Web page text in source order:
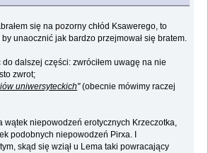
się na pozorny chłód Ksawerego, to
unaocznić jak bardzo przejmował się bratem.
dalszej części: zwróciłem uwagę na nie
zwrot;
uniwersyteckich"(obecnie mówimy raczej
wątek niepowodzeń erotycznych Krzeczotka,
podobnych niepowodzeń Pirxa. I
skąd się wziął u Lema taki powracający